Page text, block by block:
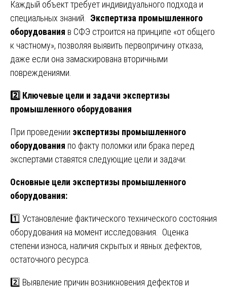
Каждый объект требует индивидуального подхода и
специальных знаний. Экспертиза промышленного
оборудования в СФЭ строится на принципе «от общего
к частному», позволяя выявить первопричину отказа,
даже если она замаскирована вторичными
повреждениями.
2️⃣ Ключевые цели и задачи экспертизы
промышленного оборудования
При проведении экспертизы промышленного
оборудования по факту поломки или брака перед
экспертами ставятся следующие цели и задачи:
Основные цели экспертизы промышленного
оборудования:
1️⃣ Установление фактического технического состояния
оборудования на момент исследования. Оценка
степени износа, наличия скрытых и явных дефектов,
остаточного ресурса.
2️⃣ Выявление причин возникновения дефектов и